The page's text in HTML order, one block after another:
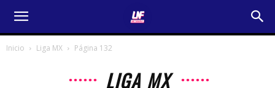
Inicio Liga MX Página 132
LIGA MX